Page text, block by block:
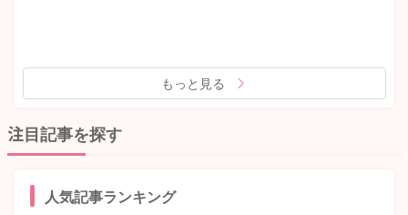
もっと見る
注目記事を探す
人気記事ランキング